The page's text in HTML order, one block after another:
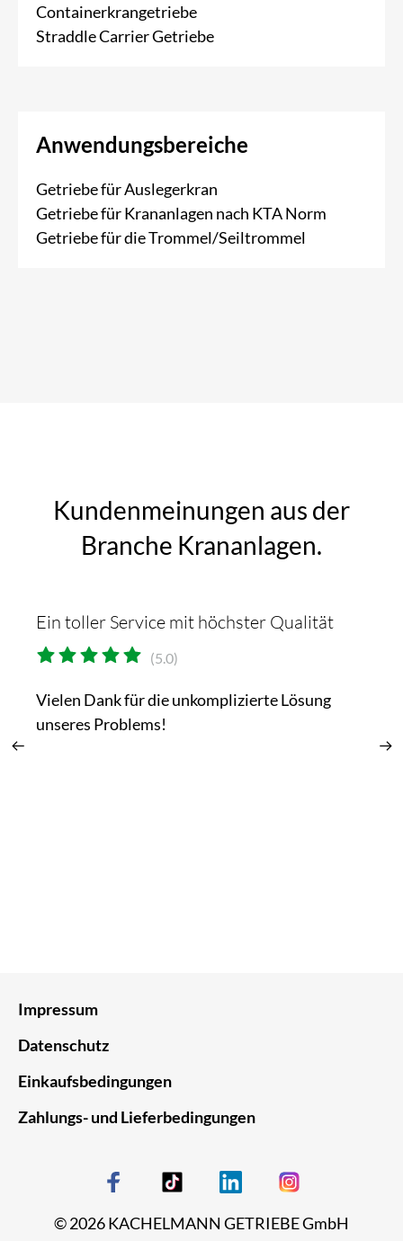
Containerkrangetriebe
Straddle Carrier Getriebe
Anwendungsbereiche
Getriebe für Auslegerkran
Getriebe für Krananlagen nach KTA Norm
Getriebe für die Trommel/Seiltrommel
Kundenmeinungen aus der
Branche Krananlagen.
Ein toller Service mit höchster Qualität
(5.0)
Vielen Dank für die unkomplizierte Lösung
unseres Problems!
Impressum
Datenschutz
Einkaufsbedingungen
Zahlungs- und Lieferbedingungen
© 2026 KACHELMANN GETRIEBE GmbH